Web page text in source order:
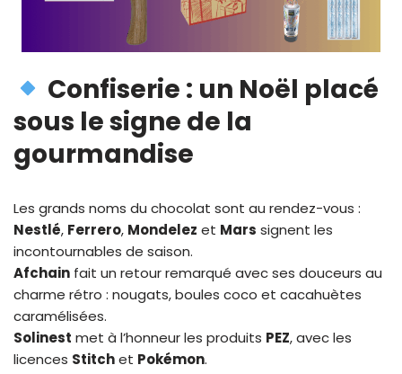
Confiserie : un Noël placé
sous le signe de la
gourmandise
Les grands noms du chocolat sont au rendez-vous :
Nestlé, Ferrero, Mondelez et Mars signent les
incontournables de saison.
Afchain fait un retour remarqué avec ses douceurs au
charme rétro : nougats, boules coco et cacahuètes
caramélisées.
Solinest met à l’honneur les produits PEZ, avec les
licences Stitchet Pokémon.